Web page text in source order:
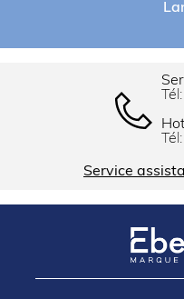
Tél:
Tél:
Service